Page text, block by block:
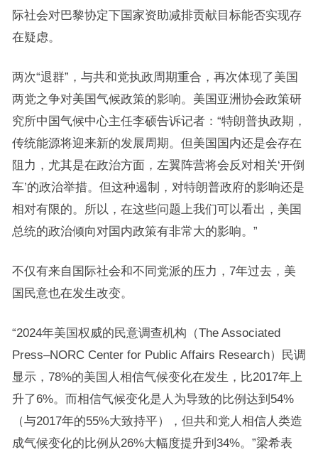
际社会对巴黎协定下国家资助减排贡献目标能否实现存
在疑虑。
两次“退群”，与共和党执政周期重合，再次体现了美国
两党之争对美国气候政策的影响。美国亚洲协会政策研
究所中国气候中心主任李硕告诉记者：“特朗普执政期，
传统能源将迎来新的发展周期。但美国国内还是会存在
阻力，尤其是在政治方面，左翼阵营将会反对相关‘开倒
车’的政治举措。但这种遏制，对特朗普政府的影响还是
相对有限的。所以，在这些问题上我们可以看出，美国
总统的政治倾向对国内政策有非常大的影响。”
不仅有来自国际社会和不同党派的压力，7年过去，美
国民意也在发生改变。
“2024年美国权威的民意调查机构（The Associated
Press–NORC Center for Public Affairs Research）民调
显示，78%的美国人相信气候变化在发生，比2017年上
升了6%。而相信气候变化是人为导致的比例达到54%
（与2017年的55%大致持平），但共和党人相信人类造
成气候变化的比例从26%大幅度提升到34%。”梁希表